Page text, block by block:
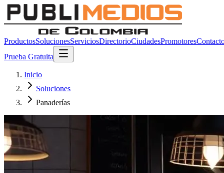
ProductosSolucionesServiciosDirectorioCiudadesPromotores
Prueba Gratuita
Inicio
Soluciones
Panaderías